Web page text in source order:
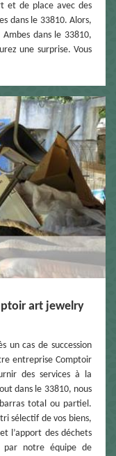
et de place avec des
dans le 33810. Alors,
dans le 33810,
une surprise. Vous
art jewelry
un cas de succession
entreprise Comptoir
des services à la
dans le 33810, nous
total ou partiel.
sélectif de vos biens,
l’apport des déchets
par notre équipe de